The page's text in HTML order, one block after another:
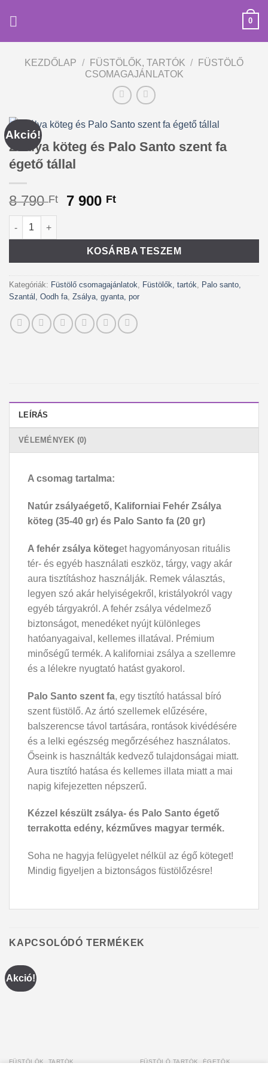
0
KEZDŐLAP / FÜSTÖLŐK, TARTÓK /
FÜSTÖLŐ
CSOMAGAJÁNLATOK
Akció!
Zsálya köteg és Palo Santo szent fa
égető tállal
8 790Ft
Original
8
790 Ft.
7 900 FtCurrent
7
900 Ft.
Zsálya köteg és Palo Santo szent fa égető tállal mennyiség
KOSÁRBA TESZEM
Alternative:
Kategóriák: Füstölő csomagajánlatok, Füstölők, tartók, Palo santo,
Szantál, Oodh fa, Zsálya, gyanta, por
LEÍRÁS
VÉLEMÉNYEK (0)
A csomag tartalma:
Natúr zsályaégető, Kaliforniai Fehér Zsálya
köteg (35-40 gr) és Palo Santo fa (20 gr)
A fehér zsálya köteget hagyományosan rituális
tér- és egyéb használati eszköz, tárgy, vagy akár
aura tisztításhoz használják. Remek választás,
legyen szó akár helyiségekről, kristályokról vagy
egyéb tárgyakról. A fehér zsálya védelmező
biztonságot, menedéket nyújt különleges
hatóanyagaival, kellemes illatával. Prémium
minőségű termék. A kaliforniai zsálya a szellemre
és a lélekre nyugtató hatást gyakorol.
Palo Santo szent fa, egy tisztító hatással bíró
szent füstölő. Az ártó szellemek elűzésére,
balszerencse távol tartására, rontások kivédésére
és a lelki egészség megőrzéséhez használatos.
Őseink is használták kedvező tulajdonságai miatt.
Aura tisztító hatása és kellemes illata miatt a mai
napig kifejezetten népszerű.
Kézzel készült zsálya- és Palo Santo égető
terrakotta edény, kézműves magyar termék.
Soha ne hagyja felügyelet nélkül az égő köteget!
Mindig figyeljen a biztonságos füstölőzésre!
KAPCSOLÓDÓ TERMÉKEK
Akció!
FÜSTÖLŐK, TARTÓK FÜSTÖLŐ TARTÓK, ÉGETŐK